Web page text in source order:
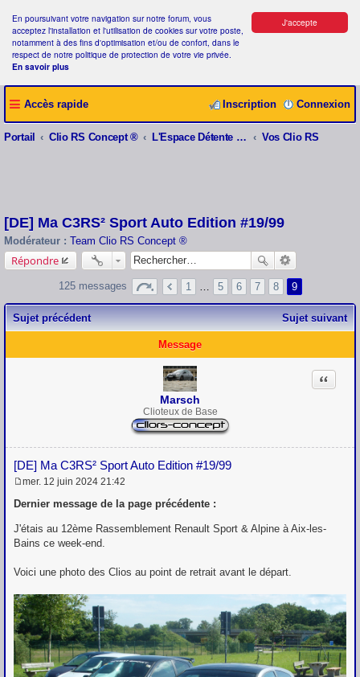
J'accepte
En poursuivant votre navigation sur notre forum, vous
acceptez l'installation et l'utilisation de cookies sur votre poste,
notamment à des fins d'optimisation et/ou de confort, dans le
respect de notre politique de protection de votre vie privée.
En savoir plus
Accès rapide Connexion
Inscription
Portail Clio RS Concept ® L'Espace Détente Clio RS Concept ® Vos Clio RS
[DE] Ma C3RS² Sport Auto Edition #19/99
Modérateur : Team Clio RS Concept ®
Répondre
125 messages 1 5 6 7 8 9
Sujet précédent Sujet suivant
Message
Marsch
Clioteux de Base
[DE] Ma C3RS² Sport Auto Edition #19/99
Citation
e
s
a
g
mer. 12 juin 2024 21:42
Dernier message de la page précédente :
J'étais au 12ème Rassemblement Renault Sport & Alpine à Aix-les-
Bains ce week-end.
Voici une photo des Clios au point de retrait avant le départ.